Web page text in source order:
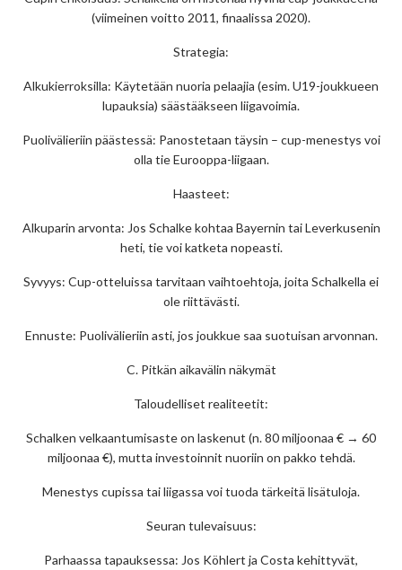
(viimeinen voitto 2011, finaalissa 2020).
Strategia:
Alkukierroksilla: Käytetään nuoria pelaajia (esim. U19-joukkueen
lupauksia) säästääkseen liigavoimia.
Puolivälieriin päästessä: Panostetaan täysin – cup-menestys voi
olla tie Eurooppa-liigaan.
Haasteet:
Alkuparin arvonta: Jos Schalke kohtaa Bayernin tai Leverkusenin
heti, tie voi katketa nopeasti.
Syvyys: Cup-otteluissa tarvitaan vaihtoehtoja, joita Schalkella ei
ole riittävästi.
Ennuste: Puolivälieriin asti, jos joukkue saa suotuisan arvonnan.
C. Pitkän aikavälin näkymät
Taloudelliset realiteetit:
Schalken velkaantumisaste on laskenut (n. 80 miljoonaa € → 60
miljoonaa €), mutta investoinnit nuoriin on pakko tehdä.
Menestys cupissa tai liigassa voi tuoda tärkeitä lisätuloja.
Seuran tulevaisuus:
Parhaassa tapauksessa: Jos Köhlert ja Costa kehittyvät,